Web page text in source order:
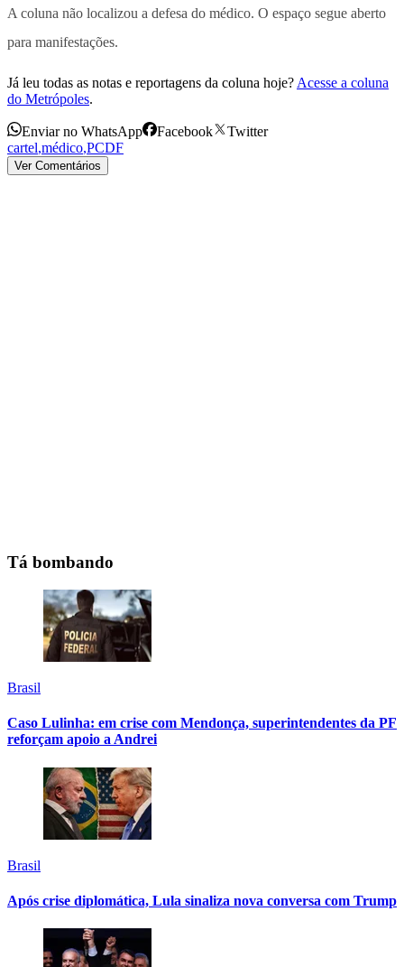
A coluna não localizou a defesa do médico. O espaço segue aberto
para manifestações.
Já leu todas as notas e reportagens da coluna hoje? Acesse a coluna
do Metrópoles.
Enviar no WhatsApp Facebook
Twitter
cartel,médico,PCDF
Ver Comentários
Tá bombando
Brasil
Caso Lulinha: em crise com Mendonça, superintendentes da PF
reforçam apoio a Andrei
Brasil
Após crise diplomática, Lula sinaliza nova conversa com Trump